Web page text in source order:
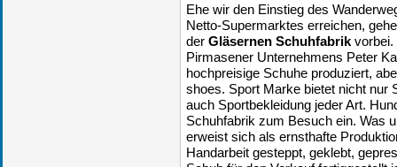
Ehe wir den Einstieg des
Netto-Supermarktes erreichen,
der Gläsernen Schuhfabrik vorbei.
Pirmasener Unternehmens Peter
hochpreisige Schuhe produziert,
shoes. Sport Marke bietet nicht nur
auch Sportbekleidung jeder Art.
Schuhfabrik zum Besuch ein. Was
erweist sich als ernsthafte
Handarbeit gesteppt, geklebt,